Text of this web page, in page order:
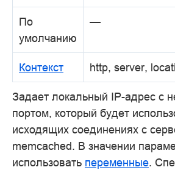
По
умолчанию
—
Контекст http, server,
Задает локальный IP-адрес с
портом, который будет
исходящих соединениях с
memcached. В значении
использовать переменные.